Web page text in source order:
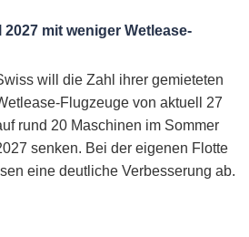
2027 mit weniger Wetlease-
will die Zahl ihrer gemieteten
Flugzeuge von aktuell 27
rund 20 Maschinen im Sommer
senken. Bei der eigenen Flotte
eine deutliche Verbesserung ab.